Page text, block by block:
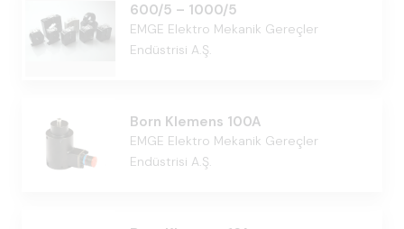
600/5 – 1000/5
EMGE Elektro Mekanik Gereçler
Endüstrisi A.Ş.
Born Klemens 100A
EMGE Elektro Mekanik Gereçler
Endüstrisi A.Ş.